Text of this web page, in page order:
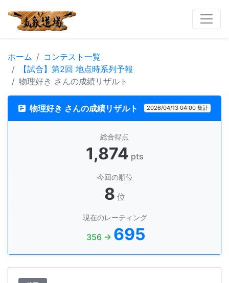
ホーム
コンテスト一覧
【試合】第2回 地点時系列予報
物理好き さんの成績リザルト
物理好き さんの成績リザルト 2026/04/13 04:00 集計
総合得点
1,874 pts
今回の順位
8 位
現在のレーティング
356 → 695